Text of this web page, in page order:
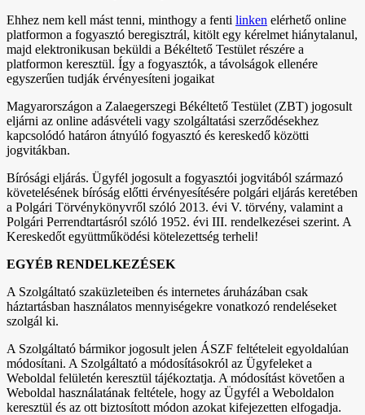
Ehhez nem kell mást tenni, minthogy a fenti linken elérhető online
platformon a fogyasztó beregisztrál, kitölt egy kérelmet hiánytalanul,
majd elektronikusan beküldi a Békéltető Testület részére a
platformon keresztül. Így a fogyasztók, a távolságok ellenére
egyszerűen tudják érvényesíteni jogaikat
Magyarországon a Zalaegerszegi Békéltető Testület (ZBT) jogosult
eljárni az online adásvételi vagy szolgáltatási szerződésekhez
kapcsolódó határon átnyúló fogyasztó és kereskedő közötti
jogvitákban.
Bírósági eljárás. Ügyfél jogosult a fogyasztói jogvitából származó
követelésének bíróság előtti érvényesítésére polgári eljárás keretében
a Polgári Törvénykönyvről szóló 2013. évi V. törvény, valamint a
Polgári Perrendtartásról szóló 1952. évi III. rendelkezései szerint. A
Kereskedőt együttműködési kötelezettség terheli!
EGYÉB RENDELKEZÉSEK
A Szolgáltató szaküzleteiben és internetes áruházában csak
háztartásban használatos mennyiségekre vonatkozó rendeléseket
szolgál ki.
A Szolgáltató bármikor jogosult jelen ÁSZF feltételeit egyoldalúan
módosítani. A Szolgáltató a módosításokról az Ügyfeleket a
Weboldal felületén keresztül tájékoztatja. A módosítást követően a
Weboldal használatának feltétele, hogy az Ügyfél a Weboldalon
keresztül és az ott biztosított módon azokat kifejezetten elfogadja.